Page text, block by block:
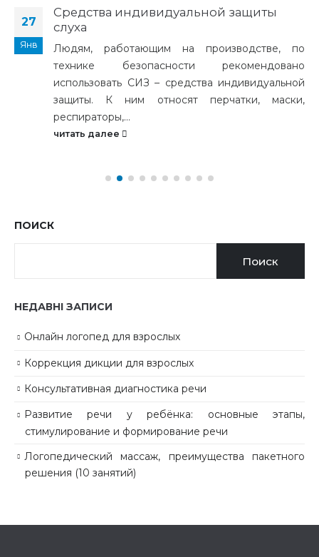
27
Янв
Средства индивидуальной защиты
слуха
Людям, работающим на производстве, по
технике безопасности рекомендовано
использовать СИЗ – средства индивидуальной
защиты. К ним относят перчатки, маски,
респираторы,...
читать далее
ПОИСК
Поиск
НЕДАВНІ ЗАПИСИ
Онлайн логопед для взрослых
Коррекция дикции для взрослых
Консультативная диагностика речи
Развитие речи у ребёнка: основные этапы,
стимулирование и формирование речи
Логопедический массаж, преимущества пакетного
решения (10 занятий)